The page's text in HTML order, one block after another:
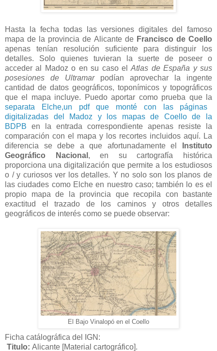
Hasta la fecha todas las versiones digitales del famoso
mapa de la provincia de Alicante de Francisco de Coello
apenas tenían resolución suficiente para distinguir los
detalles. Solo quienes tuvieran la suerte de poseer o
acceder al Madoz o en su caso elAtlas de España y sus
posesiones de Ultramarpodían aprovechar la ingente
cantidad de datos geográficos, toponímicos y topográficos
que el mapa incluye. Puedo aportar como prueba que la
separata
Elche,un pdf que monté con las páginas
digitalizadas del Madoz y los mapas de Coello de la
BDPB en la entrada correspondiente apenas resiste la
comparación con el mapa y los recortes incluidos aquí. La
diferencia se debe a que afortunadamente el
Instituto
Geográfico Nacional , en su cartografía histórica
proporciona una digitalización que permite a los estudiosos
o / y curiosos ver los detalles. Y no solo son los planos de
las ciudades como Elche en nuestro caso; también lo es el
propio mapa de la provincia que recopila con bastante
exactitud el trazado de los caminos y otros detalles
geográficos de interés como se puede observar:
El Bajo Vinalopó en el Coello
Ficha catálográfica del IGN:
Titulo: Alicante [Material cartográfico].